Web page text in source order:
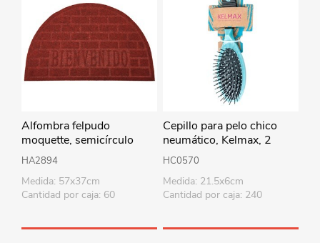
Alfombra felpudo
moquette, semicírculo
Bienvenido, varios colores
HA2894
Medida: 57x37cm
Cantidad por caja: 60
Cepillo para pelo chico
neumático, Kelmax, 2
colores
HC0570
Medida: 21.5x6cm
Cantidad por caja: 240